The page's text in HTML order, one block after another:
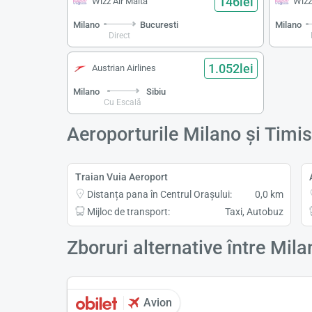
Milano
Direct
Bucuresti Milano
Austrian Airlines 1.052lei
Milano
Cu Escală
Sibiu
Aeroporturile Milano și
Traian Vuia Aeroport
Distanța pana în Centrul Orașului:
0,0 km
Mijloc de transport:
Taxi, Autobuz
Zboruri alternative între
Avion